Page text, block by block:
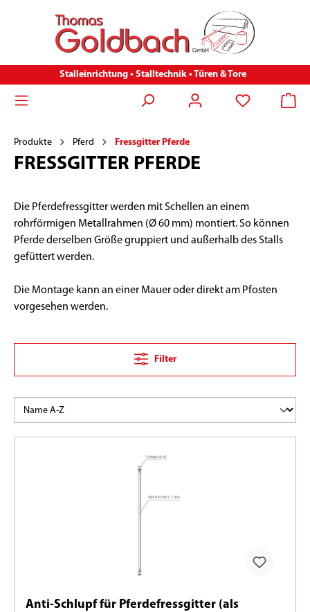
Stalleinrichtung • Stalltechnik • Türen & Tore
Produkte Pferd Fressgitter Pferde
FRESSGITTER PFERDE
Die Pferdefressgitter werden mit Schellen an einem
rohrförmigen Metallrahmen (Ø 60 mm) montiert. So können
Pferde derselben Größe gruppiert und außerhalb des Stalls
gefüttert werden.
Die Montage kann an einer Mauer oder direkt am Pfosten
vorgesehen werden.
Filter
Anti-Schlupf für Pferdefressgitter (als